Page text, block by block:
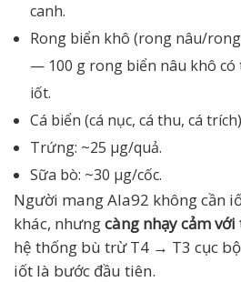
canh.
Rong biển khô (rong nâu/
— 100 g rong biển nâu khô
iốt.
Cá biển (cá nục, cá thu, cá
Trứng: ~25 µg/quả.
Sữa bò: ~30 µg/cốc.
Người mang Ala92 không cần
khác, nhưngcàng nhạy cảm
hệ thống bù trừ T4 → T3 cục
iốt là bước đầu tiên.